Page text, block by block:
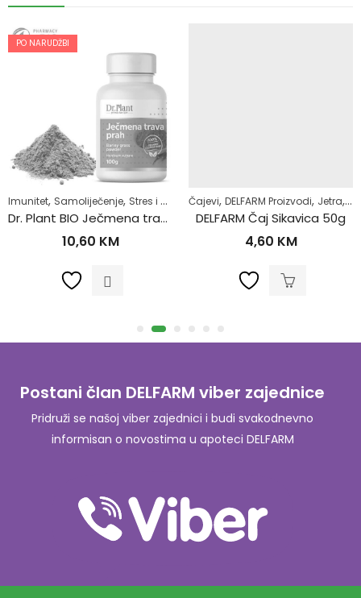
,Zdrav život,Zdravlje kardiovaskularnog sistema
PO NARUDŽBI
Imunitet, Samoliječenje, Stres i nesanica ,Superhrana,Zdrav život
Dr. Plant BIO Ječmena trava u prahu (Hordeum vulgare) 100g
10,60 KM
Čajevi, DELFARM Proizvodi, Jetra,
DELFARM Čaj Sikavica 50g
4,60 KM
Postani član DELFARM viber zajednice
Pridruži se našoj viber zajednici i budi svakodnevno
informisan o novostima u apoteci DELFARM